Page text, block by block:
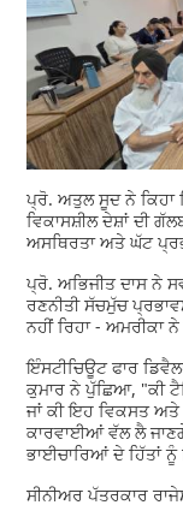
ਪ੍ਰੋ. ਅਤੁਲ ਸੂਦ ਨੇ ਕਿਹਾ
ਵਿਕਾਸਸ਼ੀਲ ਦੇਸ਼ਾਂ ਦੀ
ਅਸਥਿਰਤਾ ਅਤੇ ਘੱਟ
ਪ੍ਰੋ. ਅਭਿਜੀਤ ਦਾਸ ਨੇ
ਰਣਨੀਤੀ ਸੱਚਮੁੱਚ
ਨਹੀਂ ਰਿਹਾ - ਅਮਰੀਕਾ
ਇੰਸਟੀਚਿਊਟ ਫਾਰ
ਕੁਮਾਰ ਨੇ ਪੁੱਛਿਆ, "ਕੀ
ਜਾਂ ਕੀ ਇਹ ਵਿਕਸਤ ਅਤੇ
ਕਾਰਵਾਈਆਂ ਵੱਲ ਲੈ
ਭਾਈਚਾਰਿਆਂ ਦੇ ਹਿੱਤਾਂ
ਸੀਨੀਅਰ ਪੱਤਰਕਾਰ